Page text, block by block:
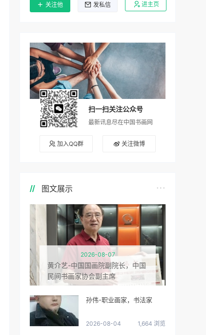
关注他 发私信 进主页
扫一扫关注公众号
最新讯息尽在中国书画网
加入QQ群 关注微博
图文展示
2026-08-07
黄介艺-中国国画院副院长，中国
民间书画家协会副主席
孙伟-职业画家，书法家
2026-08-04 1,664 浏览